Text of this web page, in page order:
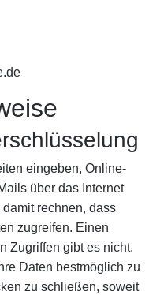
eingeben, Online-
über das Internet
rechnen, dass
zugreifen. Einen
Zugriffen gibt es nicht.
Daten bestmöglich zu
zu schließen, soweit